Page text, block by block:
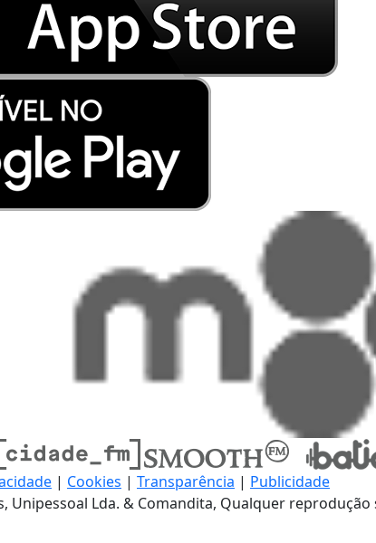
| Cookies | Transparência | Publicidade
Unipessoal Lda. & Comandita, Qualquer